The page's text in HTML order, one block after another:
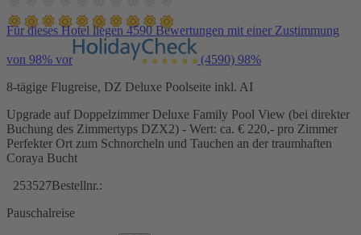
Für dieses Hotel liegen 4590 Bewertungen mit einer Zustimmung
von 98% vor (4590) 98%
8-tägige Flugreise, DZ Deluxe Poolseite inkl. AI
Upgrade auf Doppelzimmer Deluxe Family Pool View (bei direkter
Buchung des Zimmertyps DZX2) - Wert: ca. € 220,- pro Zimmer
Perfekter Ort zum Schnorcheln und Tauchen an der traumhaften
Coraya Bucht
253527Bestellnr.:
Pauschalreise